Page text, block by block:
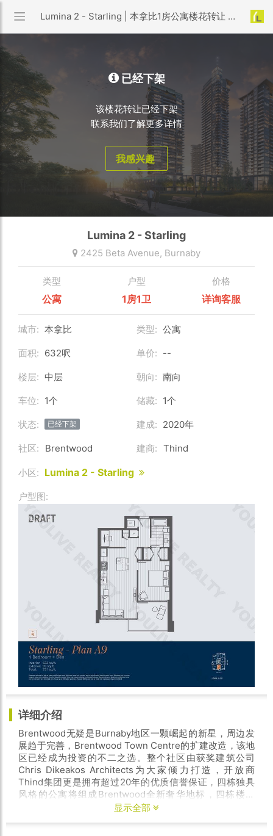
Lumina 2 - Starling | 本拿比1房公寓楼花转让 | 优利搜房
已经下架
该楼花转让已经下架
联系我们了解更多详情
我感兴趣
Lumina 2 - Starling
2425 Beta Avenue, Burnaby
类型
公寓
户型
1房1卫
价格
详询客服
城市: 本拿比 类型: 公寓
面积: 632呎 单价: --
楼层: 中层 朝向: 南向
车位: 1个 储藏: 1个
状态: 已经下架 建成: 2020年
社区: Brentwood 建商: Thind
小区: Lumina 2 - Starling
户型图:
详细介绍
Brentwood无疑是Burnaby地区一颗崛起的新星，周边发
展趋于完善，Brentwood Town Centre的扩建改造，该地
区已经成为投资的不二之选。整个社区由获奖建筑公司
Chris Dikeakos Architects为大家倾力打造，开放商
Thind集团更是拥有超过20年的优质信誉保证，四栋独具
风格的公寓将组成Brentwood全新奢华地标，四栋楼共
显示全部